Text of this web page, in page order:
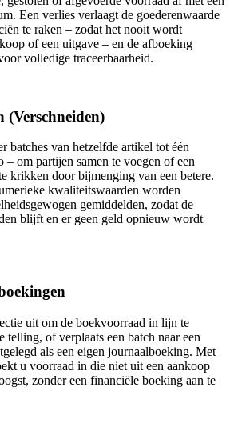
Een verlies verlaagt de goederenwaarde
te raken – zodat het nooit wordt
of een uitgave – en de afboeking
volledige traceerbaarheid.
(Verschneiden)
batches van hetzelfde artikel tot één
– om partijen samen te voegen of een
krikken door bijmenging van een betere.
kwaliteitswaarden worden
gemiddelden, zodat de
blijft en er geen geld opnieuw wordt
uit om de boekvoorraad in lijn te
telling, of verplaats een batch naar een
als een eigen journaalboeking. Met
u voorraad in die niet uit een aankoop
zonder een financiële boeking aan te